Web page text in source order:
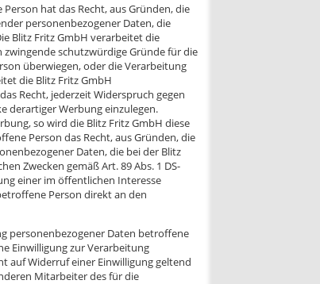
hat das Recht, aus Gründen, die
personenbezogener Daten, die
Blitz Fritz GmbH verarbeitet die
schutzwürdige Gründe für die
überwiegen, oder die Verarbeitung
die Blitz Fritz GmbH
Recht, jederzeit Widerspruch gegen
derartiger Werbung einzulegen.
so wird die Blitz Fritz GmbH diese
Person das Recht, aus Gründen, die
Daten, die bei der Blitz
Zwecken gemäß Art. 89 Abs. 1 DS-
einer im öffentlichen Interesse
Person direkt an den
personenbezogener Daten betroffene
Einwilligung zur Verarbeitung
auf Widerruf einer Einwilligung geltend
Mitarbeiter des für die